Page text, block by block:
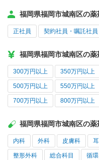
福岡県福岡市城南区の
正社員 契約社員・嘱託社員
福岡県福岡市城南区の
300万円以上 350万円以上
500万円以上 550万円以上
700万円以上 800万円以上
福岡県福岡市城南区の
内科 外科 皮膚科
整形外科 総合科目 循